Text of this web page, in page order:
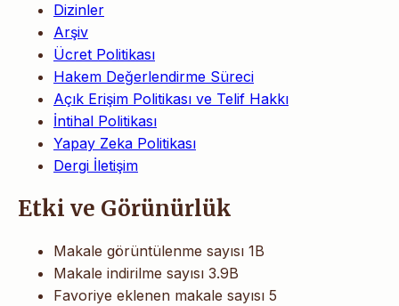
Dizinler
Arşiv
Ücret Politikası
Hakem Değerlendirme Süreci
Açık Erişim Politikası ve Telif Hakkı
İntihal Politikası
Yapay Zeka Politikası
Dergi İletişim
Etki ve Görünürlük
Makale görüntülenme sayısı 1B
Makale indirilme sayısı 3.9B
Favoriye eklenen makale sayısı 5